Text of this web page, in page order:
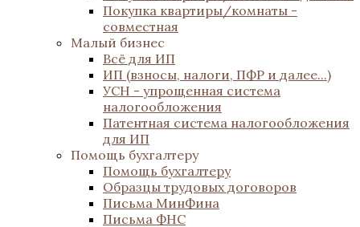
Покупка квартиры/комнаты -
совместная
Малый бизнес
Всё для ИП
ИП (взносы, налоги, ПФР и далее...)
УСН - упрощенная система
налогообложения
Патентная система налогообложения
для ИП
Помощь бухгалтеру
Помощь бухгалтеру
Образцы трудовых договоров
Письма МинФина
Письма ФНС